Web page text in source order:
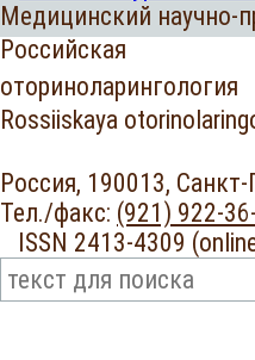
Медицинский научно-
Российская
оториноларингология
Rossiiskaya
Россия, 190013, Санкт-
Тел./факс: (921) 922-
ISSN 2413-4309